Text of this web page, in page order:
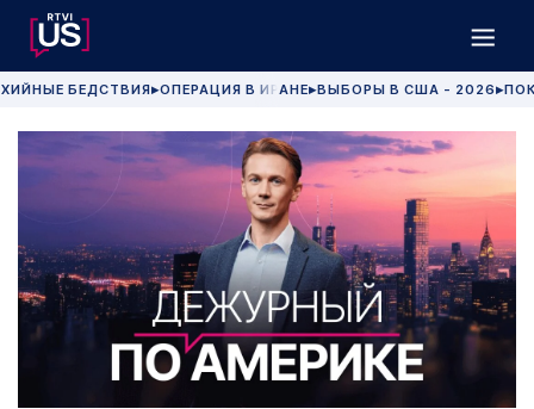
БЕДСТВИЯ▶ОПЕРАЦИЯ В ИРАНЕ▶ВЫБОРЫ В США - 2026 ▶